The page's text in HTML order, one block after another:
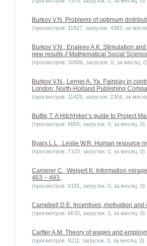
Burkov V.N. Problems of optimum
(просмотров: 11827, загрузок: 4383, за
Burkov V.N., Enaleev A.K. Stimulation
new results // Mathematical Social
(просмотров: 10406, загрузок: 0, за месяц: 0)
Burkov V.N., Lerner A. Ya. Fairplay in
London: North-Holland Publishing
(просмотров: 11429, загрузок: 2304, за
Buttle T. A Hitchhiker’s guide to Project
(просмотров: 6655, загрузок: 0, за месяц: 0)
Byars L.L., Leslie W.R. Human resource
(просмотров: 7103, загрузок: 0, за месяц: 0)
Camerer C., Weigelt K. Information
463 – 493.
(просмотров: 6191, загрузок: 0, за месяц: 0)
Campbell D.E. Incentives, motivation
(просмотров: 6630, загрузок: 0, за месяц: 0)
Cartter A.M. Theory of wages and
(просмотров: 6211, загрузок: 0, за месяц: 0)